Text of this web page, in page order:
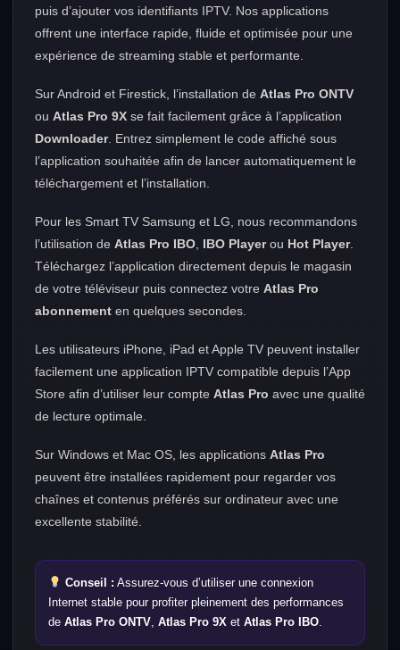
puis d’ajouter vos identifiants IPTV. Nos applications
offrent une interface rapide, fluide et optimisée pour une
expérience de streaming stable et performante.
Sur Android et Firestick, l’installation de Atlas Pro ONTV
ou Atlas Pro 9X se fait facilement grâce à l’application
Downloader. Entrez simplement le code affiché sous
l’application souhaitée afin de lancer automatiquement le
téléchargement et l’installation.
Pour les Smart TV Samsung et LG, nous recommandons
l’utilisation de Atlas Pro IBO IBO Playerou Hot Player.
Téléchargez l’application directement depuis le magasin
de votre téléviseur puis connectez votre Atlas Pro
abonnement en quelques secondes.
Les utilisateurs iPhone, iPad et Apple TV peuvent installer
facilement une application IPTV compatible depuis l’App
Store afin d’utiliser leur compte Atlas Pro avec une qualité
de lecture optimale.
Sur Windows et Mac OS, les applications Atlas Pro
peuvent être installées rapidement pour regarder vos
chaînes et contenus préférés sur ordinateur avec une
excellente stabilité.
Conseil : Assurez-vous d’utiliser une connexion
Internet stable pour profiter pleinement des performances
de Atlas Pro ONTV, Atlas Pro 9X et Atlas Pro IBO.